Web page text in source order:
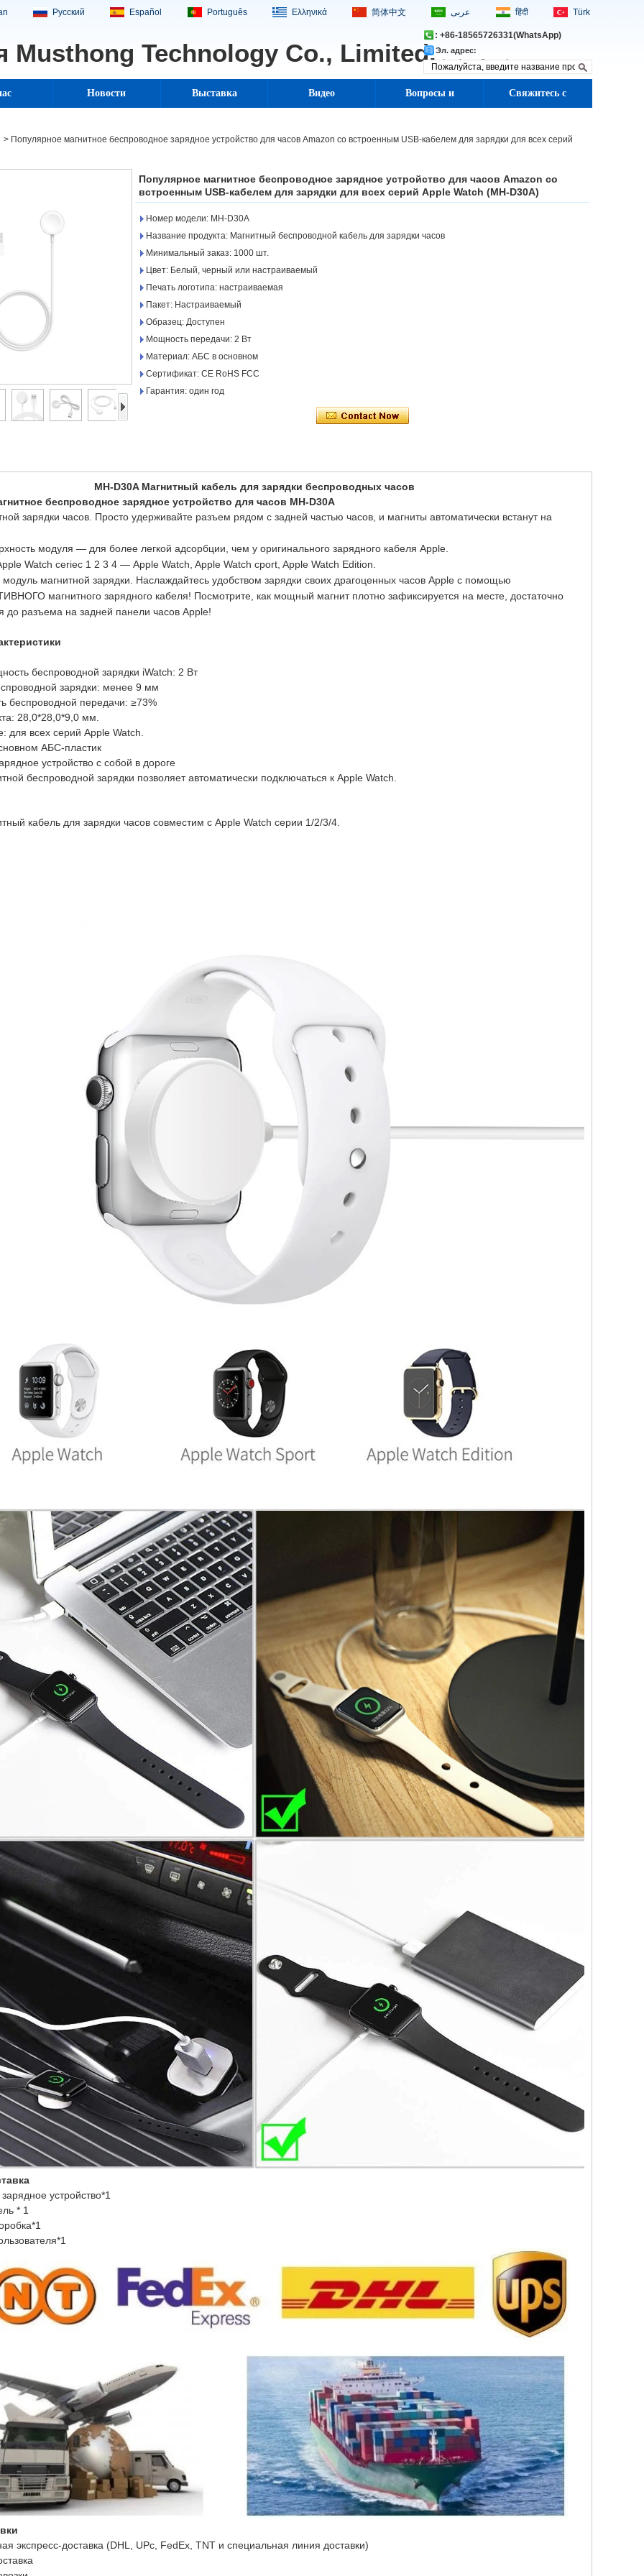
Musthong Technology Co., Limited.
: +86-18565726331(WhatsApp)
Эл. адрес:
melonzhang@musthong.com
Русский Español Português Ελληνικά 简体中文 عربى हिंदी Türk
Новости Выставка Видео Вопросы и Свяжитесь с
> Популярное магнитное беспроводное зарядное устройство для часов Amazon со встроенным USB-кабелем для зарядки для всех серий
Популярное магнитное беспроводное зарядное устройство для часов Amazon со
встроенным USB-кабелем для зарядки для всех серий Apple Watch (MH-D30A)
Номер модели: MH-D30A
Название продукта: Магнитный беспроводной кабель для зарядки часов
Минимальный заказ: 1000 шт.
Цвет: Белый, черный или настраиваемый
Печать логотипа: настраиваемая
Пакет: Настраиваемый
Образец: Доступен
Мощность передачи: 2 Вт
Материал: АБС в основном
Сертификат: CE RoHS FCC
Гарантия: один год
MH-D30A Магнитный кабель для зарядки беспроводных часов
беспроводное зарядное устройство для часов MH-D30A
зарядки часов. Просто удерживайте разъем рядом с задней частью часов, и магниты автоматически встанут на
модуля — для более легкой адсорбции, чем у оригинального зарядного кабеля Apple.
Watch сerieс 1 2 3 4 — Apple Watch, Apple Watch сport, Apple Watch Edition.
магнитной зарядки. Наслаждайтесь удобством зарядки своих драгоценных часов Apple с помощью
магнитного зарядного кабеля! Посмотрите, как мощный магнит плотно зафиксируется на месте, достаточно
до разъема на задней панели часов Apple!
беспроводной зарядки iWatch: 2 Вт
зарядки: менее 9 мм
беспроводной передачи: ≥73%
28,0*28,0*9,0 мм.
для всех серий Apple Watch.
АБС-пластик
устройство с собой в дороге
беспроводной зарядки позволяет автоматически подключаться к Apple Watch.
кабель для зарядки часов совместим с Apple Watch серии 1/2/3/4.
устройство*1
* 1
экспресс-доставка (DHL, UPс, FedEx, TNT и специальная линия доставки)